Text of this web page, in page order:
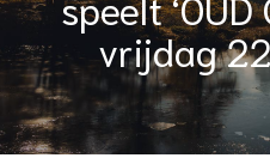
vrijdag